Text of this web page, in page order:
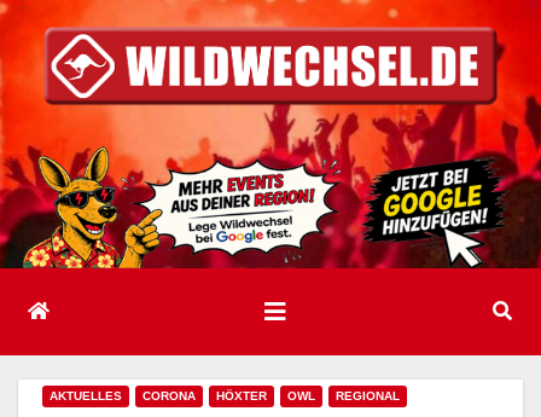
Inhalt
springen
AKTUELLES CORONA HÖXTER OWL REGIONAL